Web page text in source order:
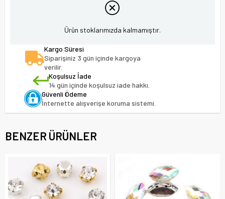
Ürün stoklarımızda kalmamıştır.
Kargo Süresi
Siparişiniz 3 gün içinde kargoya
verilir.
Koşulsuz İade
14 gün içinde koşulsuz iade hakkı.
Güvenli Ödeme
İnternette alışverişe koruma sistemi.
BENZER ÜRÜNLER